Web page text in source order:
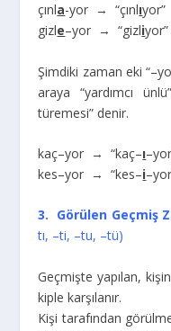
çınla-yor → “çınlıyor”
gizle–yor → “gizli
Şimdiki zaman eki
araya “yardımcı
türemesi” denir.
kaç–yor → “kaç–ı
kes–yor → “kes–i
3. Görülen Geçmiş
tı, –ti, –tu, –tü)
Geçmişte yapılan,
kiple karşılanır.
Kişi tarafından